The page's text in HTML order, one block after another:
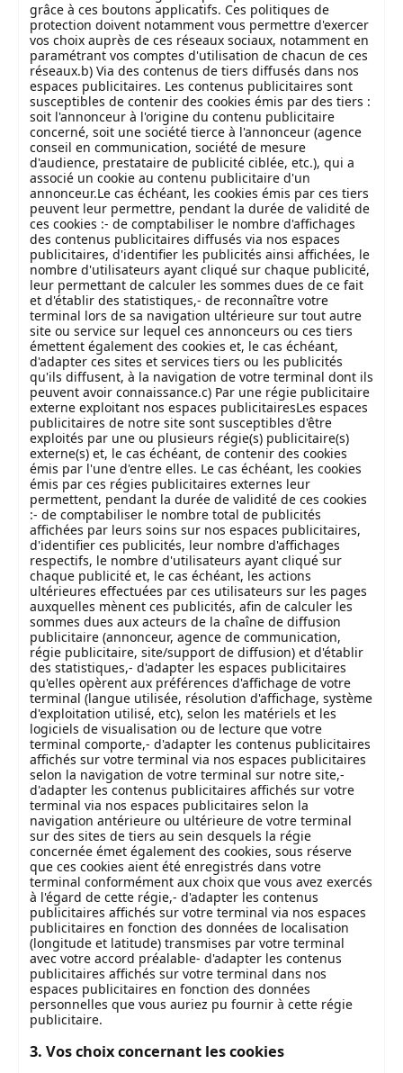
grâce à ces boutons applicatifs. Ces politiques de
protection doivent notamment vous permettre d'exercer
vos choix auprès de ces réseaux sociaux, notamment en
paramétrant vos comptes d'utilisation de chacun de ces
réseaux.b) Via des contenus de tiers diffusés dans nos
espaces publicitaires. Les contenus publicitaires sont
susceptibles de contenir des cookies émis par des tiers :
soit l'annonceur à l'origine du contenu publicitaire
concerné, soit une société tierce à l'annonceur (agence
conseil en communication, société de mesure
d'audience, prestataire de publicité ciblée, etc.), qui a
associé un cookie au contenu publicitaire d'un
annonceur.Le cas échéant, les cookies émis par ces tiers
peuvent leur permettre, pendant la durée de validité de
ces cookies :- de comptabiliser le nombre d'affichages
des contenus publicitaires diffusés via nos espaces
publicitaires, d'identifier les publicités ainsi affichées, le
nombre d'utilisateurs ayant cliqué sur chaque publicité,
leur permettant de calculer les sommes dues de ce fait
et d'établir des statistiques,- de reconnaître votre
terminal lors de sa navigation ultérieure sur tout autre
site ou service sur lequel ces annonceurs ou ces tiers
émettent également des cookies et, le cas échéant,
d'adapter ces sites et services tiers ou les publicités
qu'ils diffusent, à la navigation de votre terminal dont ils
peuvent avoir connaissance.c) Par une régie publicitaire
externe exploitant nos espaces publicitairesLes espaces
publicitaires de notre site sont susceptibles d'être
exploités par une ou plusieurs régie(s) publicitaire(s)
externe(s) et, le cas échéant, de contenir des cookies
émis par l'une d'entre elles. Le cas échéant, les cookies
émis par ces régies publicitaires externes leur
permettent, pendant la durée de validité de ces cookies
:- de comptabiliser le nombre total de publicités
affichées par leurs soins sur nos espaces publicitaires,
d'identifier ces publicités, leur nombre d'affichages
respectifs, le nombre d'utilisateurs ayant cliqué sur
chaque publicité et, le cas échéant, les actions
ultérieures effectuées par ces utilisateurs sur les pages
auxquelles mènent ces publicités, afin de calculer les
sommes dues aux acteurs de la chaîne de diffusion
publicitaire (annonceur, agence de communication,
régie publicitaire, site/support de diffusion) et d'établir
des statistiques,- d'adapter les espaces publicitaires
qu'elles opèrent aux préférences d'affichage de votre
terminal (langue utilisée, résolution d'affichage, système
d'exploitation utilisé, etc), selon les matériels et les
logiciels de visualisation ou de lecture que votre
terminal comporte,- d'adapter les contenus publicitaires
affichés sur votre terminal via nos espaces publicitaires
selon la navigation de votre terminal sur notre site,-
d'adapter les contenus publicitaires affichés sur votre
terminal via nos espaces publicitaires selon la
navigation antérieure ou ultérieure de votre terminal
sur des sites de tiers au sein desquels la régie
concernée émet également des cookies, sous réserve
que ces cookies aient été enregistrés dans votre
terminal conformément aux choix que vous avez exercés
à l'égard de cette régie,- d'adapter les contenus
publicitaires affichés sur votre terminal via nos espaces
publicitaires en fonction des données de localisation
(longitude et latitude) transmises par votre terminal
avec votre accord préalable- d'adapter les contenus
publicitaires affichés sur votre terminal dans nos
espaces publicitaires en fonction des données
personnelles que vous auriez pu fournir à cette régie
publicitaire.
3. Vos choix concernant les cookies